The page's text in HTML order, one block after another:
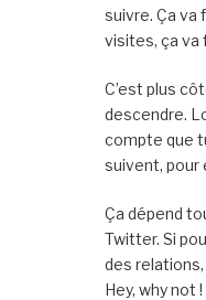
suivre. Ça va
visites, ça va
C’est plus
descendre.
compte que
suivent, pour
Ça dépend
Twitter. Si
des
Hey, why not !